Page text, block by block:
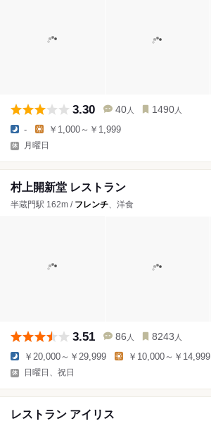
3.30 40 人 1490 人
- ￥1,000～￥1,999
月曜日
村上開新堂 レストラン
半蔵門駅 162m / フレンチ、洋食
3.51 86 人 8243 人
￥20,000～￥29,999 ￥10,000～￥14,999
日曜日、祝日
レストラン アイリス